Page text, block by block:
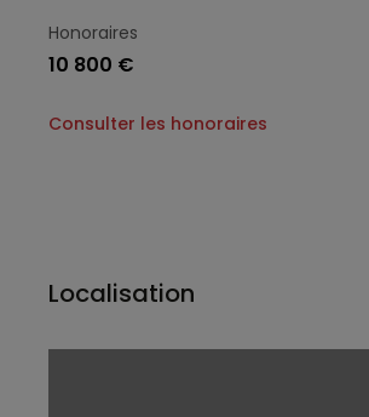
Honoraires
10 800 €
Consulter les honoraires
Localisation